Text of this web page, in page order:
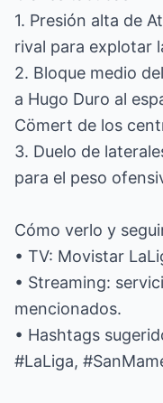
1. Presión alta de
rival para explotar
2. Bloque medio
a Hugo Duro al
Cömert de los
3. Duelo de
para el peso
Cómo verlo y
• TV: Movistar
• Streaming:
mencionados.
• Hashtags
#LaLiga,